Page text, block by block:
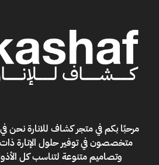
مرحبًا بكم فيمتجر كشاف للانارةنحن
متخصصون في توفير حلول الإنارة
وتصاميم متنوعة لتناسب كل